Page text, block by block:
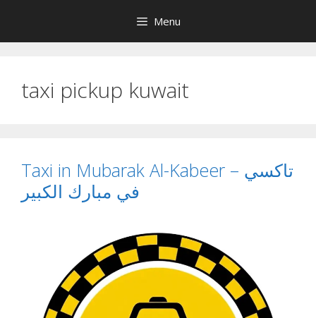
content
Menu
taxi pickup kuwait
Taxi in Mubarak Al-Kabeer – تاكسي
في مبارك الكبير